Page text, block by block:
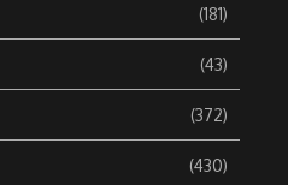
(181)
(43)
(372)
(430)